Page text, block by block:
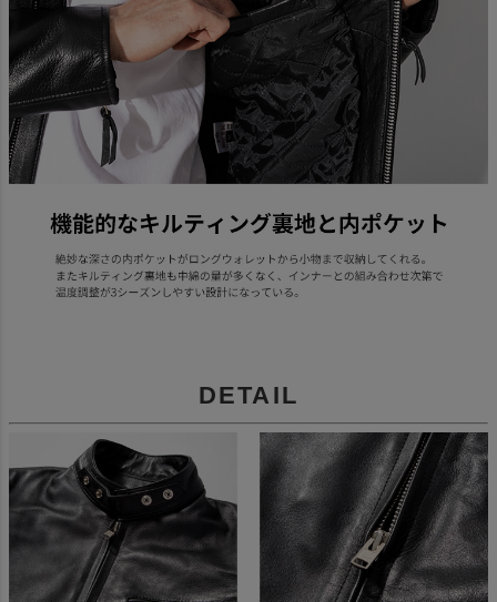
DETAIL